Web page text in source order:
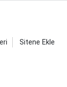
Sitene Ekle